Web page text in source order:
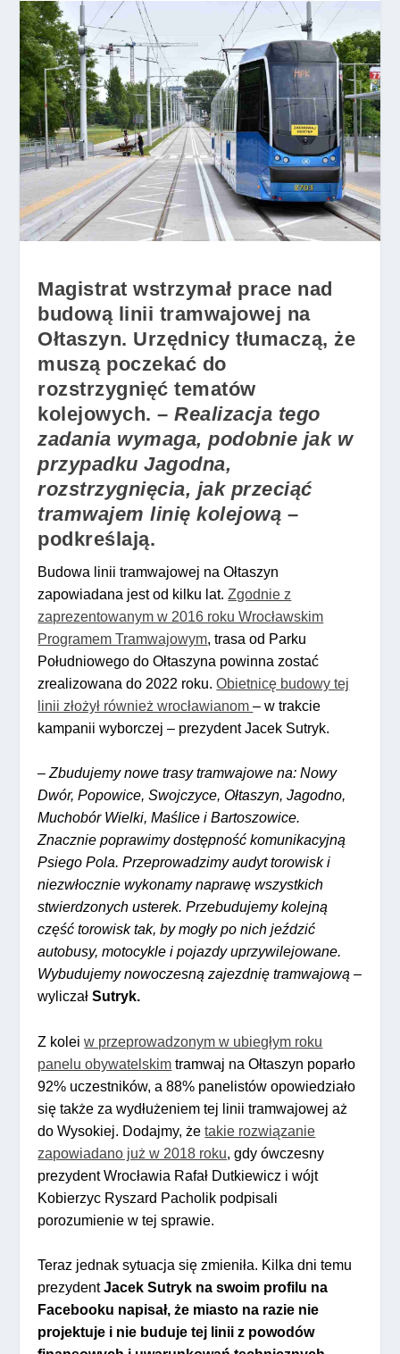
Magistrat wstrzymał prace nad
budową linii tramwajowej na
Ołtaszyn. Urzędnicy tłumaczą, że
muszą poczekać do
rozstrzygnięć tematów
kolejowych. –Realizacja tego
zadania wymaga, podobnie jak w
przypadku Jagodna,
rozstrzygnięcia, jak przeciąć
tramwajem linię kolejową –
podkreślają.
Budowa linii tramwajowej na Ołtaszyn
zapowiadana jest od kilku lat.Zgodnie z
zaprezentowanym w 2016 roku Wrocławskim
Programem Tramwajowym, trasa od Parku
Południowego do Ołtaszyna powinna zostać
zrealizowana do 2022 roku.Obietnicę budowy tej
linii złożył również wrocławianom– w trakcie
kampanii wyborczej – prezydent Jacek Sutryk.
–Zbudujemy nowe trasy tramwajowe na: Nowy
Dwór, Popowice, Swojczyce, Ołtaszyn, Jagodno,
Muchobór Wielki, Maślice i Bartoszowice.
Znacznie poprawimy dostępność komunikacyjną
Psiego Pola. Przeprowadzimy audyt torowisk i
niezwłocznie wykonamy naprawę wszystkich
stwierdzonych usterek. Przebudujemy kolejną
część torowisk tak, by mogły po nich jeździć
autobusy, motocykle i pojazdy uprzywilejowane.
Wybudujemy nowoczesną zajezdnię tramwajową –
wyliczałSutryk.
Z koleiw przeprowadzonym w ubiegłym roku
panelu obywatelskim tramwaj na Ołtaszyn poparło
92% uczestników, a 88% panelistów opowiedziało
się także za wydłużeniem tej linii tramwajowej aż
do Wysokiej. Dodajmy, żetakie rozwiązanie
zapowiadano już w 2018 roku, gdy ówczesny
prezydent Wrocławia Rafał Dutkiewicz i wójt
Kobierzyc Ryszard Pacholik podpisali
porozumienie w tej sprawie.
Teraz jednak sytuacja się zmieniła. Kilka dni temu
prezydentJacek Sutryk na swoim profilu na
Facebooku napisał, że miasto na razie nie
projektuje i nie buduje tej linii z powodów